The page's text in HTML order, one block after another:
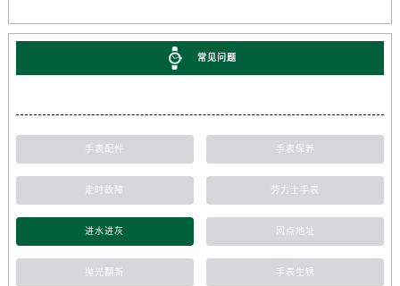
常见问题
手表配件 手表保养
走时故障 劳力士手表
进水进灰 网点地址
抛光翻新 手表生锈